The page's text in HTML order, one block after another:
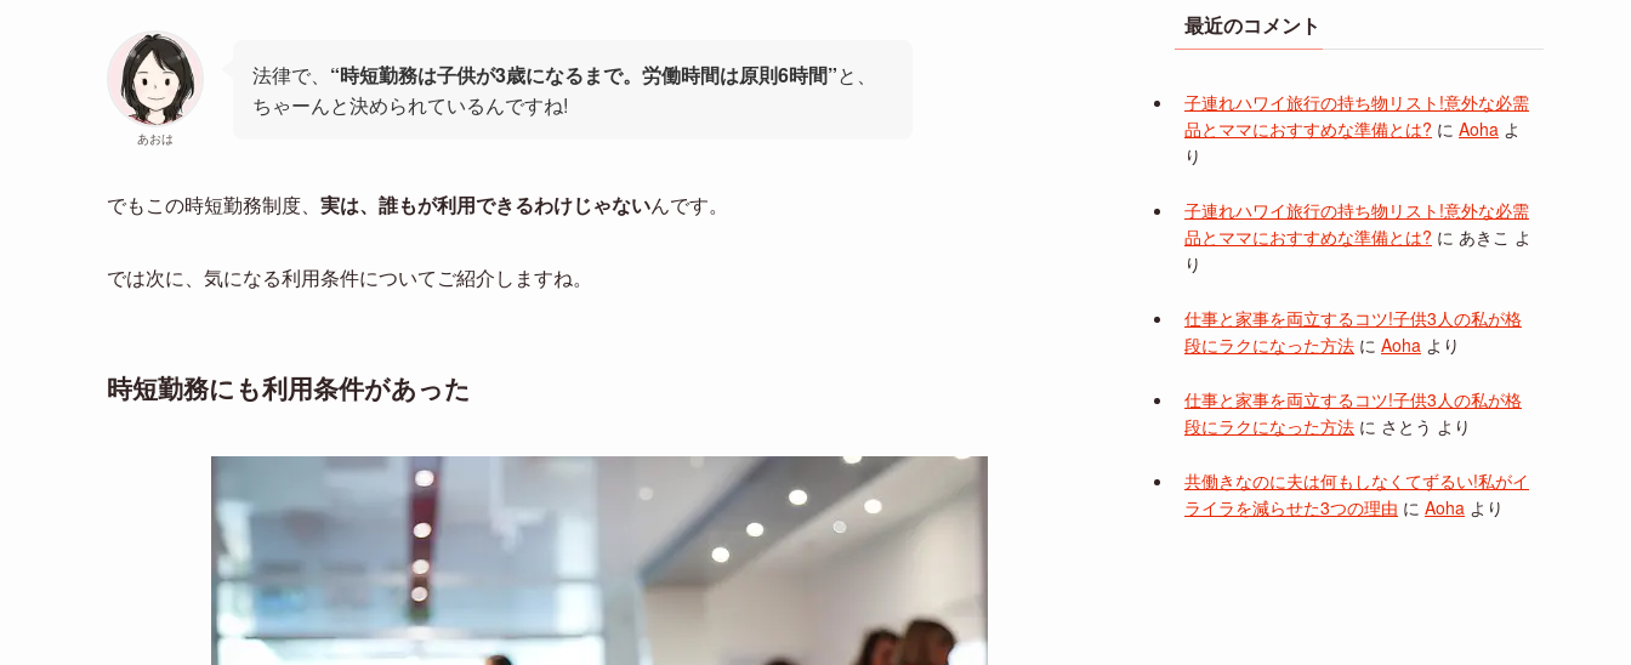
あおは
法律で、 “時短勤務は子供が3歳になるまで。労働時間は原則6時間”と、
ちゃーんと決められているんですね!
でもこの時短勤務制度、 実は、誰もが利用できるわけじゃないんです。
では次に、気になる利用条件についてご紹介しますね。
時短勤務にも利用条件があった
最近のコメント
子連れハワイ旅行の持ち物リスト!意外な必需
品とママにおすすめな準備とは? に Aoha よ
り
子連れハワイ旅行の持ち物リスト!意外な必需
品とママにおすすめな準備とは? に あきこ よ
り
仕事と家事を両立するコツ!子供3人の私が格
段にラクになった方法 に Aoha より
仕事と家事を両立するコツ!子供3人の私が格
段にラクになった方法 に さとう より
共働きなのに夫は何もしなくてずるい!私がイ
ライラを減らせた3つの理由 に Aoha より